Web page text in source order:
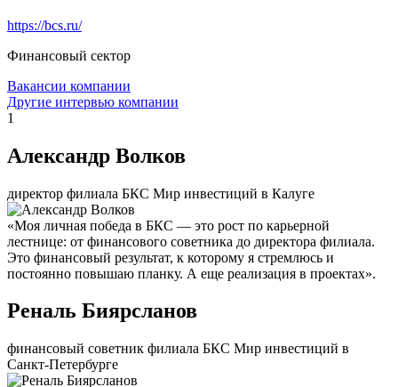
https://bcs.ru/
Финансовый сектор
Вакансии компании
Другие интервью компании
1
Александр Волков
директор филиала БКС Мир инвестиций в Калуге
«Моя личная победа в БКС — это рост по карьерной
лестнице: от финансового советника до директора филиала.
Это финансовый результат, к которому я стремлюсь и
постоянно повышаю планку. А еще реализация в проектах».
Реналь Биярсланов
финансовый советник филиала БКС Мир инвестиций в
Санкт-Петербурге